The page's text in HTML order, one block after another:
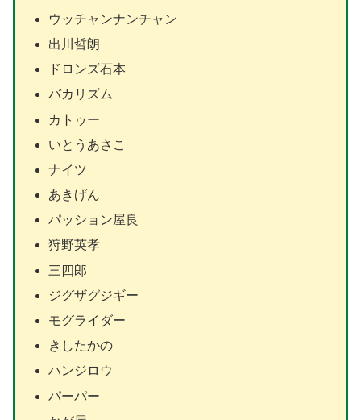
ウッチャンナンチャン
出川哲朗
ドロンズ石本
バカリズム
カトゥー
いとうあさこ
ナイツ
あきげん
パッション屋良
狩野英孝
三四郎
ジグザグジギー
モグライダー
きしたかの
ハンジロウ
パーパー